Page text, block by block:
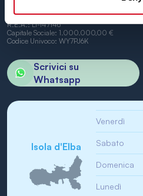
P.IVA/CF: IT01968710994
R.E.A.: LI-147146
Capitale Sociale: 1.000.000,00 €
Codice Univoco: WY7PJ6K
Scrivici su
Whatsapp
Isola d'Elba
Venerdì
Sabato
Domenica
Lunedì